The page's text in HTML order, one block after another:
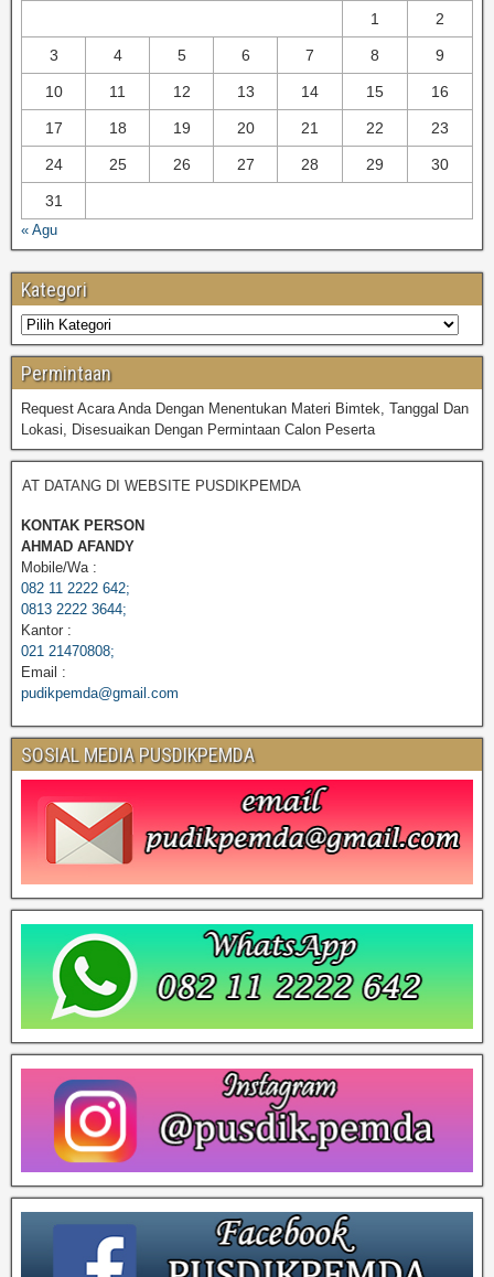
1 2
3 4 5 6 7 8 9
10 11 12 13 14 15 16
17 18 19 20 21 22 23
24 25 26 27 28 29 30
31
« Agu
Kategori
Permintaan
Request Acara Anda Dengan Menentukan Materi Bimtek, Tanggal Dan
Lokasi, Disesuaikan Dengan Permintaan Calon Peserta
DATANG DI WEBSITE PUSDIKPEMDA
KONTAK PERSON
AHMAD AFANDY
Mobile/Wa :
082 11 2222 642;
0813 2222 3644;
Kantor :
021 21470808;
Email :
pudikpemda@gmail.com
SOSIAL MEDIA PUSDIKPEMDA